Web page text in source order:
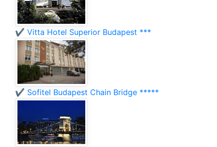
✔️ Vitta Hotel Superior Budapest ***
✔️ Sofitel Budapest Chain Bridge *****